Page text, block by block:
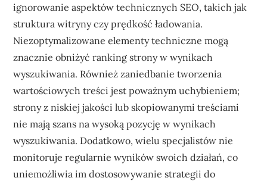
ignorowanie aspektów technicznych SEO, takich jak
struktura witryny czy prędkość ładowania.
Niezoptymalizowane elementy techniczne mogą
znacznie obniżyć ranking strony w wynikach
wyszukiwania. Również zaniedbanie tworzenia
wartościowych treści jest poważnym uchybieniem;
strony z niskiej jakości lub skopiowanymi treściami
nie mają szans na wysoką pozycję w wynikach
wyszukiwania. Dodatkowo, wielu specjalistów nie
monitoruje regularnie wyników swoich działań, co
uniemożliwia im dostosowywanie strategii do